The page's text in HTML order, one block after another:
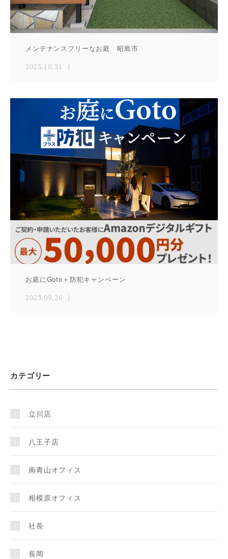
メンテナンスフリーなお庭 昭島市
2025.10.31
お庭にGoto＋防犯キャンペーン
2025.09.26
カテゴリー
立川店
八王子店
南青山オフィス
相模原オフィス
社長
長岡